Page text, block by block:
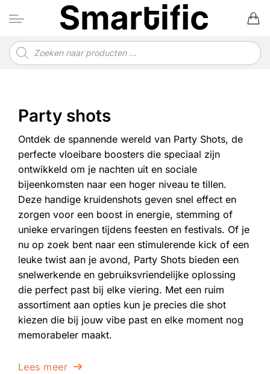
naar
Producten
zoeken
Party shots
Ontdek de spannende wereld van Party Shots, de
perfecte vloeibare boosters die speciaal zijn
ontwikkeld om je nachten uit en sociale
bijeenkomsten naar een hoger niveau te tillen.
Deze handige kruidenshots geven snel effect en
zorgen voor een boost in energie, stemming of
unieke ervaringen tijdens feesten en festivals. Of je
nu op zoek bent naar een stimulerende kick of een
leuke twist aan je avond, Party Shots bieden een
snelwerkende en gebruiksvriendelijke oplossing
die perfect past bij elke viering. Met een ruim
assortiment aan opties kun je precies die shot
kiezen die bij jouw vibe past en elke moment nog
memorabeler maakt.
Lees meer